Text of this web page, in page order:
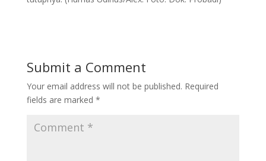
Submit a Comment
Your email address will not be published. Required
fields are marked *